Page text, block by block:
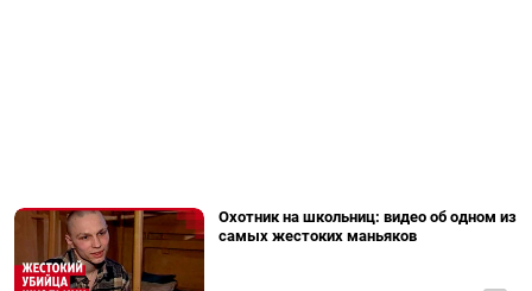
Охотник на школьниц: видео об одном из
самых жестоких маньяков